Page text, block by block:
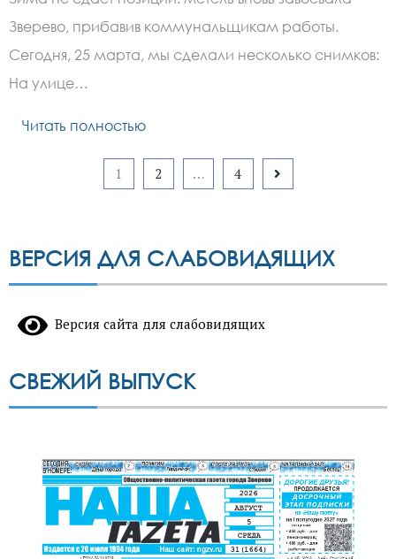
Зверево, прибавив коммунальщикам работы.
Сегодня, 25 марта, мы сделали несколько снимков:
На улице…
Читать полностью
1 2 … 4
ВЕРСИЯ ДЛЯ СЛАБОВИДЯЩИХ
Версия сайта для слабовидящих
СВЕЖИЙ ВЫПУСК